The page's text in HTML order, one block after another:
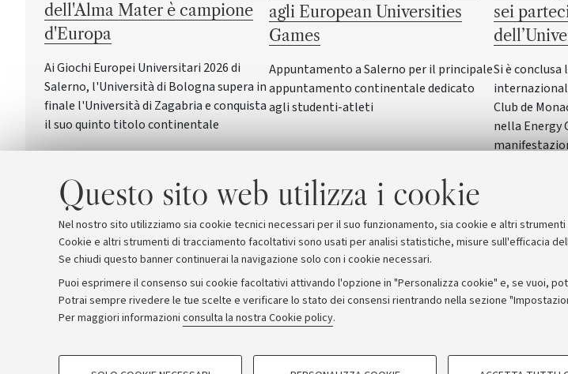
Questo sito web utilizza i cookie
Nel nostro sito utilizziamo sia cookie tecnici necessari per il suo funzionamento, sia cookie e altri
Cookie e altri strumenti di tracciamento facoltativi sono usati per analisi statistiche, misure sull'efficacia
Se chiudi questo banner continuerai la navigazione solo con i cookie necessari.
Puoi esprimere il consenso sui cookie facoltativi attivando l'opzione in "Personalizza cookie" e, se vuoi,
Potrai sempre rivedere le tue scelte e verificare lo stato dei consensi rientrando nella sezione
Per maggiori informazioni consulta la nostra Cookie policy.
COOKIE DI PROFILAZIONE - FACOLTATIVI
dell'Alma Mater è campione
d'Europa
Ai Giochi Europei Universitari 2026 di
Salerno, l'Università di Bologna supera in
finale l'Università di Zagabria e conquista
il suo quinto titolo continentale
agli European Universities
Games
Appuntamento a Salerno per il principale
appuntamento continentale dedicato
agli studenti-atleti
sei
Si è
Club de
nella Energy
Rettorato
Archivio Comunicati stampa Redazione Rassegna stampa
© Copyright 2026 - ALMA MATER STUDIORUM - Università di Bologna - Via